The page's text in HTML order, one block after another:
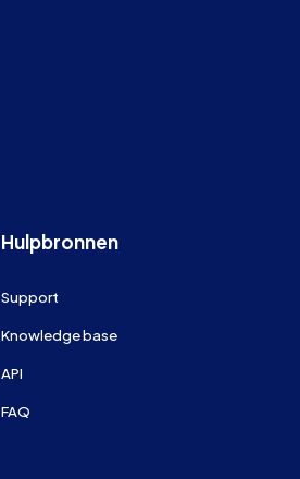
Hulpbronnen
Support
Knowledge base
API
FAQ